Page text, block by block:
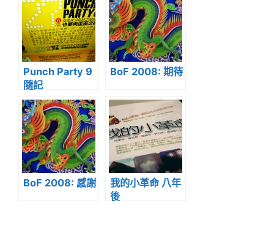
Punch Party 9
隨記
BoF 2008: 期待
BoF 2008: 感謝
我的小革命 八年
後